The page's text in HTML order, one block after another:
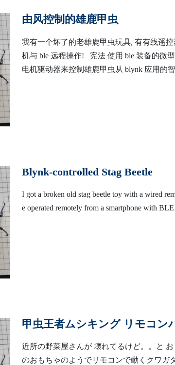
由风控制的雄鹿甲虫
我有一个坏了的老雄鹿甲虫玩具, 有有线遥
机与 ble 远程操作! 宪法 使用 ble 装备的微
电机驱动器来控制雄鹿甲虫从 blynk 应用的
Blynk-controlled Stag Beetle
I got a broken old stag beetle toy with a wired
e operated remotely from a smartphone with
甲虫王者ムシキング リモコン
近所の野菜屋さんが 壊れてるけど。。と
のおもちゃのようでリモコンで動くクワガ